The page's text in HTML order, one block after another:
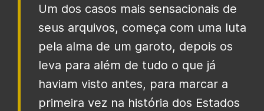
Um dos casos mais sensacionais de
seus arquivos, começa com uma luta
pela alma de um garoto, depois os
leva para além de tudo o que já
haviam visto antes, para marcar a
primeira vez na história dos Estados